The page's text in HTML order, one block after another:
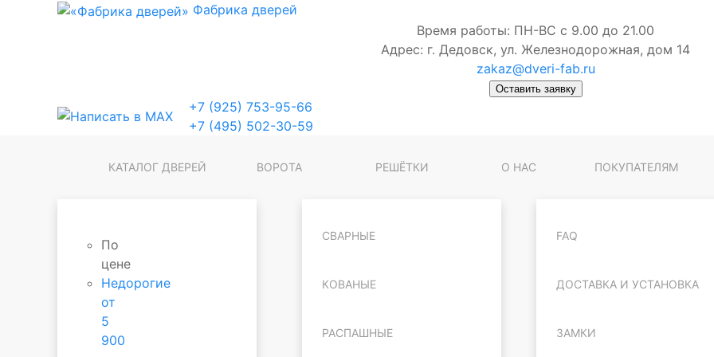
Фабрика дверей
Время работы: ПН-ВС с 9.00 до 21.00
Адрес: г. Дедовск, ул. Железнодорожная, дом 14
zakaz@dveri-fab.ru
Оставить заявку
+7 (925) 753-95-66
+7 (495) 502-30-59
КАТАЛОГ ДВЕРЕЙ
По
цене
Недорогие
от
5
900
ВОРОТА РЕШЁТКИ
СВАРНЫЕ
КОВАНЫЕ
РАСПАШНЫЕ
О НАС ПОКУПАТЕЛЯМ
FAQ
ДОСТАВКА И УСТАНОВКА
ЗАМКИ